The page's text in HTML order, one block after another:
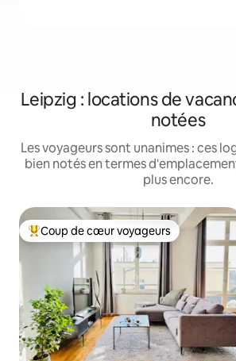
Leipzig : locations de
notées
Les voyageurs sont unanimes : ces
bien notés en termes
plus encore.
Coups de cœur voyageurs les plus
Coup de cœur voyageurs